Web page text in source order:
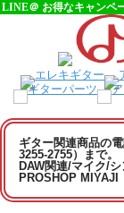
LINE＠ お得なキャンペ
ギター関連商品の
3255-2755）まで。
DAW関連/マイク/
PROSHOP MIYAJI